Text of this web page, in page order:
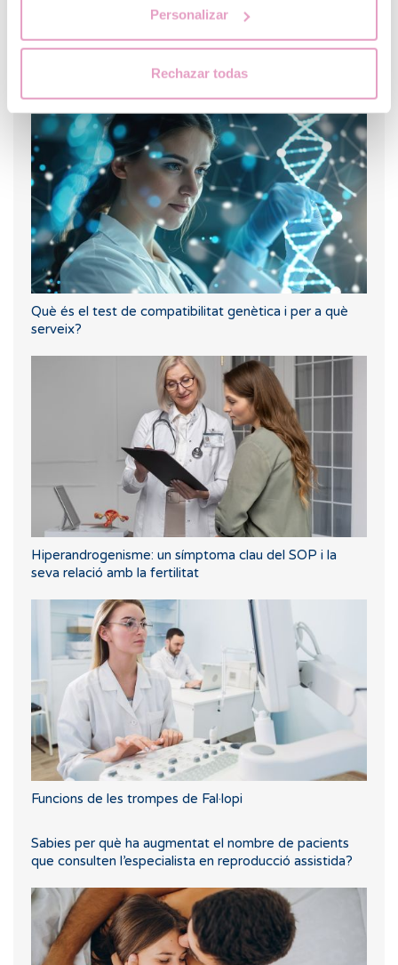
Personalizar
Rechazar todas
Quins són els valors que indiquen una baixa reserva
Què és el test de compatibilitat genètica i per a què
serveix?
Hiperandrogenisme: un símptoma clau del SOP i la
seva relació amb la fertilitat
Funcions de les trompes de Fal·lopi
Sabies per què ha augmentat el nombre de pacients
que consulten l’especialista en reproducció assistida?